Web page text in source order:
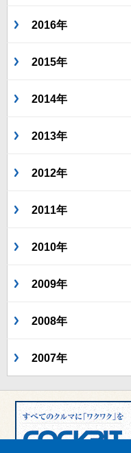
2016年
2015年
2014年
2013年
2012年
2011年
2010年
2009年
2008年
2007年